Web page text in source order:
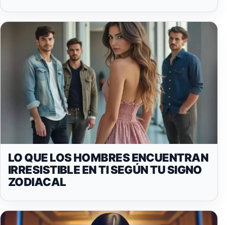
LO QUE LOS HOMBRES ENCUENTRAN
IRRESISTIBLE EN TI SEGÚN TU SIGNO
ZODIACAL